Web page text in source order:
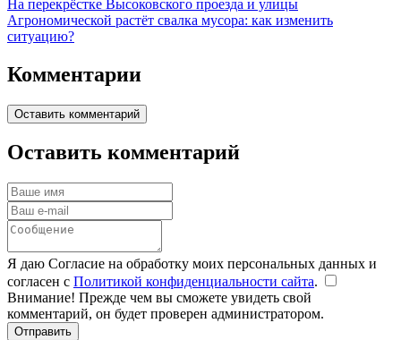
На перекрёстке Высоковского проезда и улицы
Агрономической растёт свалка мусора: как изменить
ситуацию?
Комментарии
Оставить комментарий
Оставить комментарий
Я даю Согласие на обработку моих персональных данных и
согласен с Политикой конфиденциальности сайта.
Внимание! Прежде чем вы сможете увидеть свой
комментарий, он будет проверен администратором.
Отправить